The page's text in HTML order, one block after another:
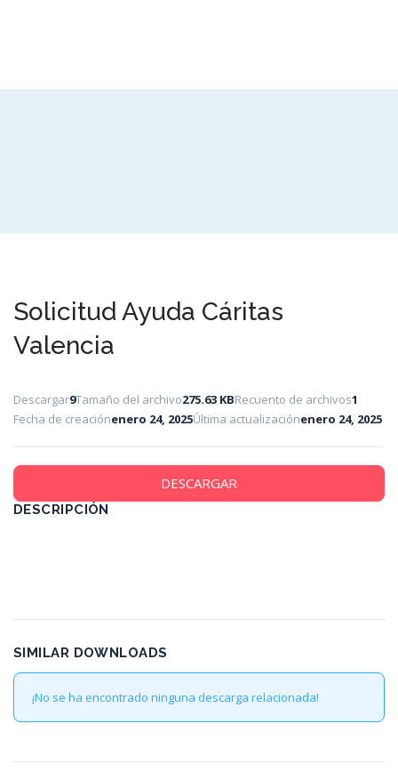
Solicitud Ayuda Cáritas
Valencia
Descargar9Tamaño del archivo275.63 KBRecuento de archivos1
Fecha de creaciónenero 24, 2025Última actualizaciónenero 24, 2025
DESCARGAR
DESCRIPCIÓN
SIMILAR DOWNLOADS
¡No se ha encontrado ninguna descarga relacionada!